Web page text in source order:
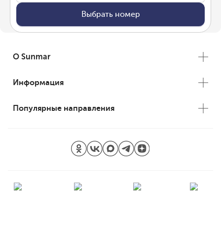
Выбрать номер
О Sunmar
Информация
Популярные направления